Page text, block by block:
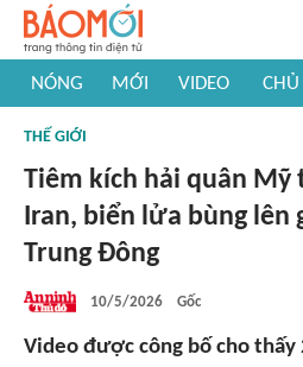
NÓNG MỚI VIDEO
#Khám phá thế giới
THẾ GIỚI
Tiêm kích hải quân Mỹ
Iran, biển lửa bùng lên
Trung Đông
10/5/2026 Gốc
Video được công bố cho thấy